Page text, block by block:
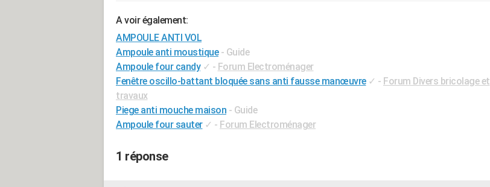
A voir également:
AMPOULE ANTI VOL
Ampoule anti moustique - Guide
Ampoule four candy ✓ - Forum Electroménager
Fenêtre oscillo-battant bloquée sans anti fausse manœuvre ✓ - Forum Divers bricolage et
travaux
Piege anti mouche maison - Guide
Ampoule four sauter ✓ - Forum Electroménager
1 réponse